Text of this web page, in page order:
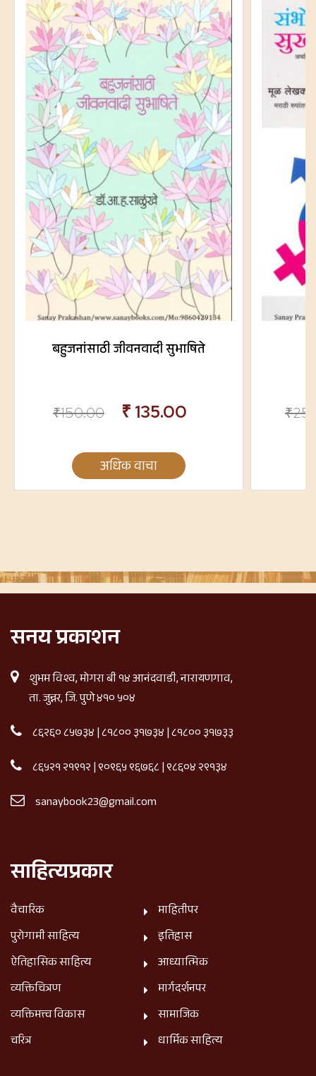
बहुजनांसाठी जीवनवादी सुभाषिते
₹150.00 ₹ 135.00
अधिक वाचा
₹
सनय प्रकाशन
शुभम विश्व, मोगरा बी १४ आनंदवाडी, नारायणगाव,
ता. जुन्नर, जि. पुणे ४१० ५०४
८६२६० ८५७३४|८१८०० ३१७३४|८१८०० ३१७३३
८६५२१ २१९१२|९०९६५ ९६७६८|९८६०४ २९१३४
sanaybook23@gmail.com
साहित्यप्रकार
वैचारिक
पुरोगामी साहित्य
ऐतिहासिक साहित्य
व्यक्तिचित्रण
व्यक्तिमत्त्व विकास
चरित्र
माहितीपर
इतिहास
आध्यात्मिक
मार्गदर्शनपर
सामाजिक
धार्मिक साहित्य